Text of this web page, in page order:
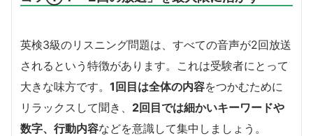
英検3級のリスニング問題は、すべての音声が2回放送
されるという特徴があります。これは受験者にとって
大きな味方です。 1回目は全体の内容をつかむために
リラックスして聞き、 2回目では細かいキーワードや
数字、行動内容などを意識して集中しましょう。